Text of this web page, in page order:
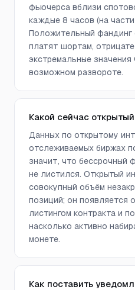
фьючерса вблизи
каждые 8 часов (на
Положительный фандинг
платят шортам,
экстремальные
возможном развороте.
Какой сейчас
Данных по открытому
отслеживаемых биржах
значит, что бессрочный
не листился. Открытый
совокупный объём
позиций; он появляется
листингом контракта и
насколько активно
монете.
Как поставить